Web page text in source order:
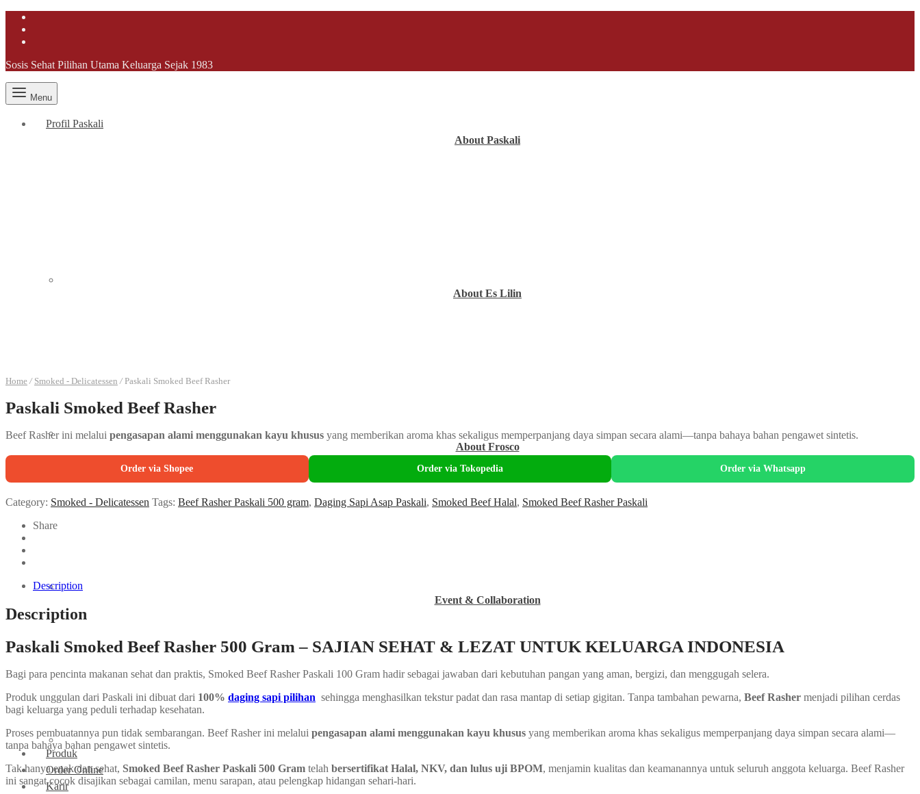
Sosis Sehat Pilihan Utama Keluarga Sejak 1983
Menu
Profil Paskali
About Paskali
About Es Lilin
About Frosco
Event & Collaboration
Produk
Order Online
Karir
Home / Smoked - Delicatessen /Paskali Smoked Beef Rasher
Paskali Smoked Beef Rasher
Beef Rasher ini melalui pengasapan alami menggunakan kayu khusus yang memberikan aroma khas sekaligus memperpanjang daya simpan secara alami—tanpa bahaya bahan pengawet sintetis.
Order via Shopee Order via Tokopedia Order via Whatsapp
Category: Smoked - Delicatessen Tags: Beef Rasher Paskali 500 gram, Daging Sapi Asap Paskali, Smoked Beef Halal, Smoked Beef Rasher Paskali
Share
Description
Description
Paskali Smoked Beef Rasher 500 Gram – SAJIAN SEHAT & LEZAT UNTUK KELUARGA INDONESIA
Bagi para pencinta makanan sehat dan praktis, Smoked Beef Rasher Paskali 100 Gram hadir sebagai jawaban dari kebutuhan pangan yang aman, bergizi, dan menggugah selera.
Produk unggulan dari Paskali ini dibuat dari 100% daging sapi pilihan sehingga menghasilkan tekstur padat dan rasa mantap di setiap gigitan. Tanpa tambahan pewarna, Beef Rasher menjadi pilihan cerdas
bagi keluarga yang peduli terhadap kesehatan.
Proses pembuatannya pun tidak sembarangan. Beef Rasher ini melalui pengasapan alami menggunakan kayu khusus yang memberikan aroma khas sekaligus memperpanjang daya simpan secara alami—
tanpa bahaya bahan pengawet sintetis.
Tak hanya enak dan sehat, Smoked Beef Rasher Paskali 500 Gram telah bersertifikat Halal, NKV, dan lulus uji BPOM, menjamin kualitas dan keamanannya untuk seluruh anggota keluarga. Beef Rasher
ini sangat cocok disajikan sebagai camilan, menu sarapan, atau pelengkap hidangan sehari-hari.